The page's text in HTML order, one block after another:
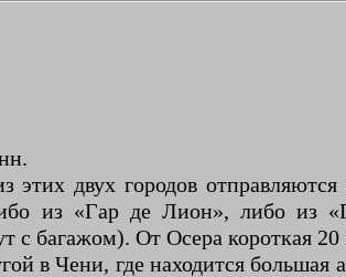
этих двух городов
из «Гар де Лион», либо из
с багажом). От Осера короткая
в Чени, где находится большая